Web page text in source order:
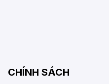
CHÍNH SÁCH